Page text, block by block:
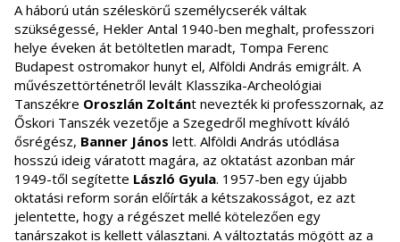
A háború után széleskörű személycserék váltak
szükségessé, Hekler Antal 1940-ben meghalt, professzori
helye éveken át betöltetlen maradt, Tompa Ferenc
Budapest ostromakor hunyt el, Alföldi András emigrált. A
művészettörténetről levált Klasszika-Archeológiai
Tanszékre Oroszlán Zoltánt nevezték ki professzornak, az
Őskori Tanszék vezetője a Szegedről meghívott kíváló
ősrégész, Banner János lett. Alföldi András utódlása
hosszú ideig váratott magára, az oktatást azonban már
1949-től segítette László Gyula. 1957-ben egy újabb
oktatási reform során előírták a kétszakosságot, ez azt
jelentette, hogy a régészet mellé kötelezően egy
tanárszakot is kellett választani. A változtatás mögött az a